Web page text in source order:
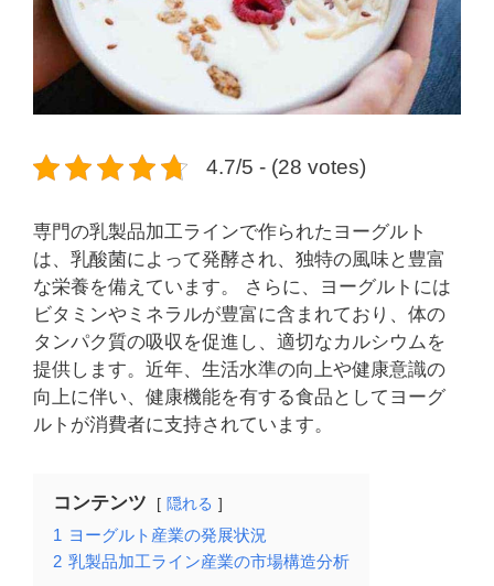
4.7/5 - (28 votes)
専門の乳製品加工ラインで作られたヨーグルト
は、乳酸菌によって発酵され、独特の風味と豊富
な栄養を備えています。 さらに、ヨーグルトには
ビタミンやミネラルが豊富に含まれており、体の
タンパク質の吸収を促進し、適切なカルシウムを
提供します。近年、生活水準の向上や健康意識の
向上に伴い、健康機能を有する食品としてヨーグ
ルトが消費者に支持されています。
コンテンツ 隠れる
1 ヨーグルト産業の発展状況
2 乳製品加工ライン産業の市場構造分析